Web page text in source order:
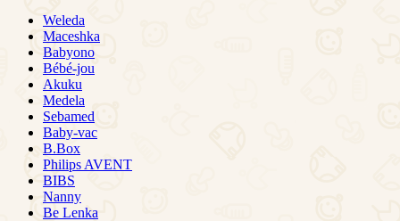
Weleda
Maceshka
Babyono
Bébé-jou
Akuku
Medela
Sebamed
Baby-vac
B.Box
Philips AVENT
BIBS
Nanny
Be Lenka